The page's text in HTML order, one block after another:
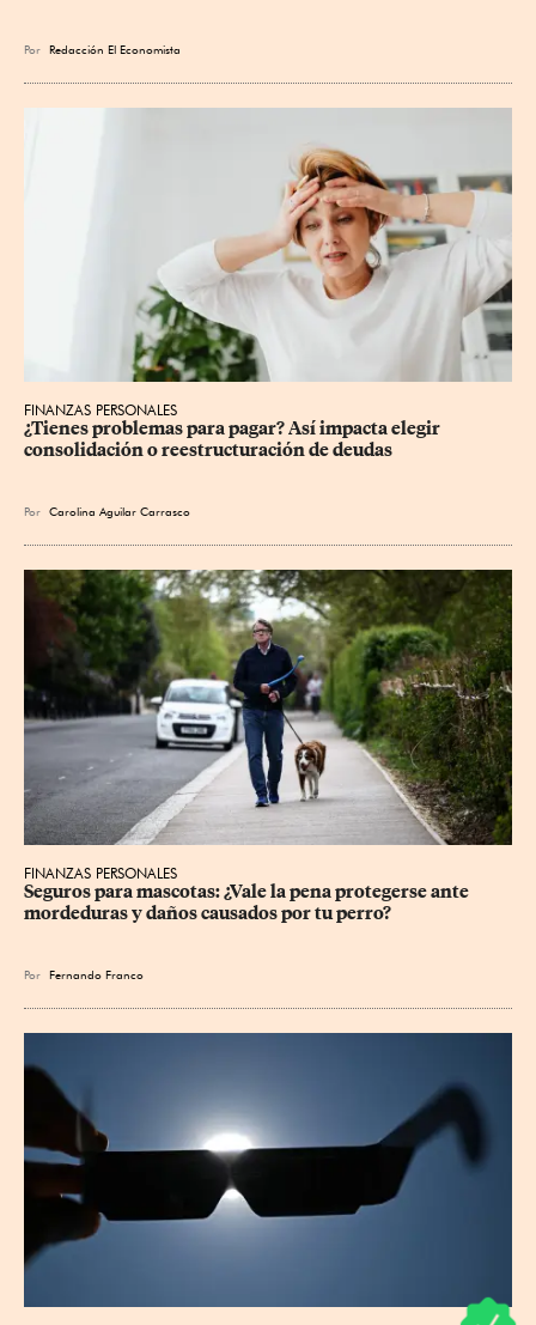
Por Redacción El Economista
FINANZAS PERSONALES
¿Tienes problemas para pagar? Así impacta elegir
consolidación o reestructuración de deudas
Por Carolina Aguilar Carrasco
FINANZAS PERSONALES
Seguros para mascotas: ¿Vale la pena protegerse ante
mordeduras y daños causados por tu perro?
Por Fernando Franco